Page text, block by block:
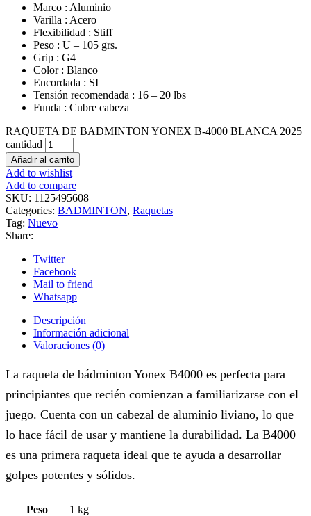
Marco : Aluminio
Varilla : Acero
Flexibilidad : Stiff
Peso : U – 105 grs.
Grip : G4
Color : Blanco
Encordada : SI
Tensión recomendada : 16 – 20 lbs
Funda : Cubre cabeza
RAQUETA DE BADMINTON YONEX B-4000 BLANCA 2025
cantidad
Añadir al carrito
Add to wishlist
Add to compare
SKU: 1125495608
Categories: BADMINTON, Raquetas
Tag: Nuevo
Share:
Twitter
Facebook
Mail to friend
Whatsapp
Descripción
Información adicional
Valoraciones (0)
La raqueta de bádminton Yonex B4000 es perfecta para
principiantes que recién comienzan a familiarizarse con el
juego. Cuenta con un cabezal de aluminio liviano, lo que
lo hace fácil de usar y mantiene la durabilidad. La B4000
es una primera raqueta ideal que te ayuda a desarrollar
golpes potentes y sólidos.
Peso
1 kg